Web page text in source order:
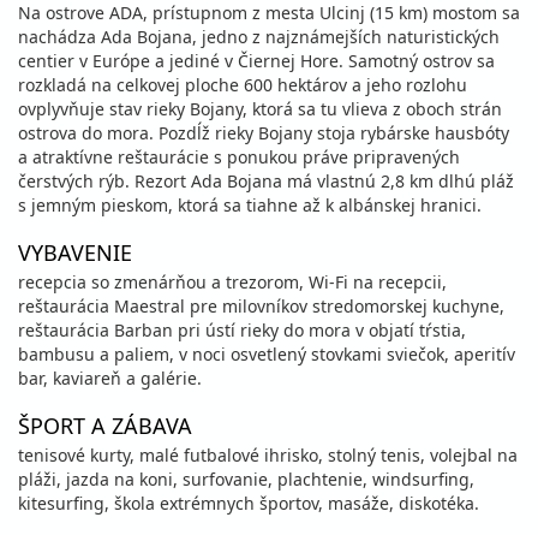
Na ostrove ADA, prístupnom z mesta Ulcinj (15 km) mostom sa
nachádza Ada Bojana, jedno z najznámejších naturistických
centier v Európe a jediné v Čiernej Hore. Samotný ostrov sa
rozkladá na celkovej ploche 600 hektárov a jeho rozlohu
ovplyvňuje stav rieky Bojany, ktorá sa tu vlieva z oboch strán
ostrova do mora. Pozdĺž rieky Bojany stoja rybárske hausbóty
a atraktívne reštaurácie s ponukou práve pripravených
čerstvých rýb. Rezort Ada Bojana má vlastnú 2,8 km dlhú pláž
s jemným pieskom, ktorá sa tiahne až k albánskej hranici.
VYBAVENIE
recepcia so zmenárňou a trezorom, Wi-Fi na recepcii,
reštaurácia Maestral pre milovníkov stredomorskej kuchyne,
reštaurácia Barban pri ústí rieky do mora v objatí tŕstia,
bambusu a paliem, v noci osvetlený stovkami sviečok, aperitív
bar, kaviareň a galérie.
ŠPORT A ZÁBAVA
tenisové kurty, malé futbalové ihrisko, stolný tenis, volejbal na
pláži, jazda na koni, surfovanie, plachtenie, windsurfing,
kitesurfing, škola extrémnych športov, masáže, diskotéka.